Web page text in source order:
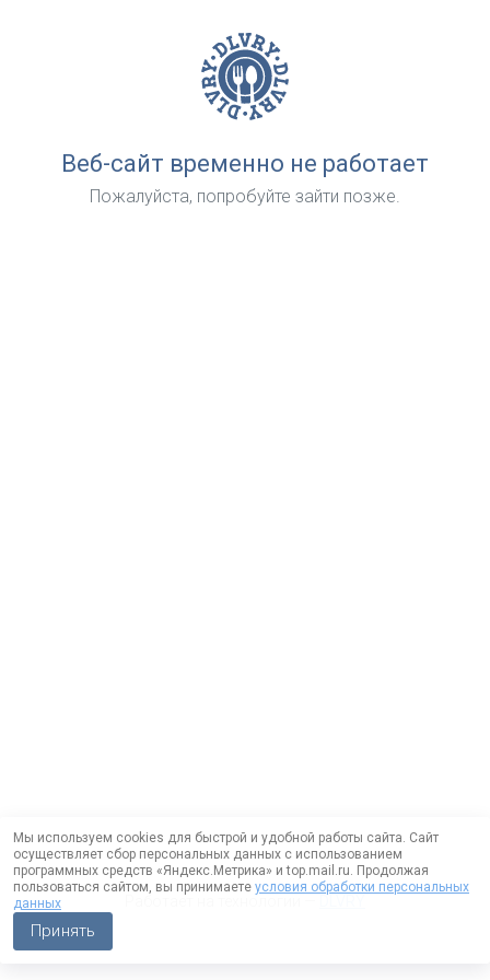
Веб-сайт временно не работает
Пожалуйста, попробуйте зайти позже.
Мы используем cookies для быстрой и удобной работы сайта. Сайт
осуществляет сбор персональных данных с использованием
программных средств «Яндекс.Метрика» и top.mail.ru. Продолжая
пользоваться сайтом, вы принимаете условия обработки персональных
данных
Принять